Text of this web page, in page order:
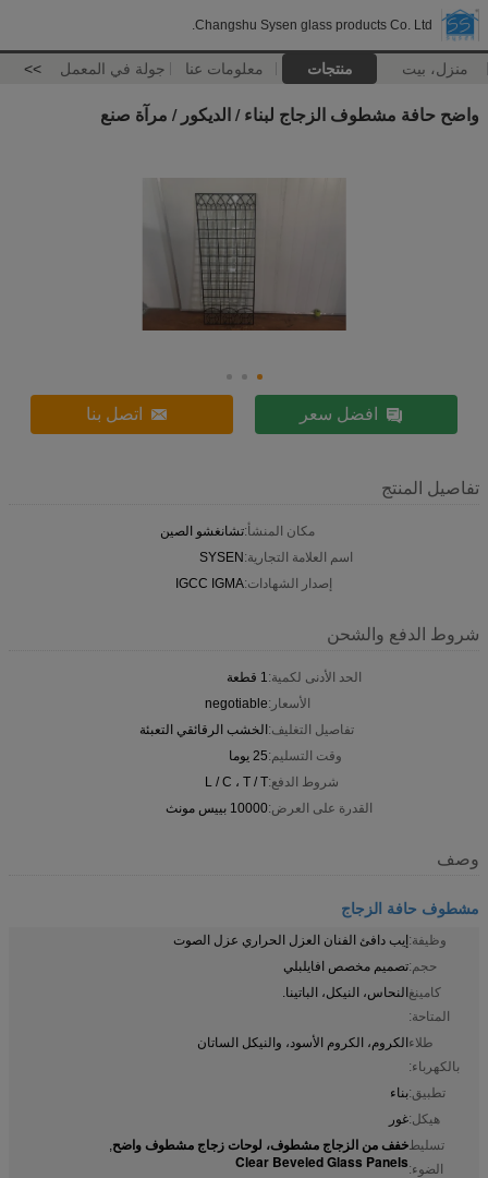
Changshu Sysen glass products Co. Ltd.
منزل، بيت منتجات معلومات عنا جولة في المعمل >>
واضح حافة مشطوف الزجاج لبناء / الديكور / مرآة صنع
افضل سعر اتصل بنا
تفاصيل المنتج
مكان المنشأ:تشانغشو الصين
اسم العلامة التجارية:SYSEN
إصدار الشهادات:IGCC IGMA
شروط الدفع والشحن
الحد الأدنى لكمية:1 قطعة
الأسعار:negotiable
تفاصيل التغليف:الخشب الرقائقي التعبئة
وقت التسليم:25 يوما
شروط الدفع:L / C ، T / T
القدرة على العرض:10000 بييس مونث
وصف
مشطوف حافة الزجاج
وظيفة:إيب دافئ الفنان العزل الحراري عزل الصوت
حجم:تصميم مخصص افايلبلي
كامينغ
المتاحة:
النحاس، النيكل، الباتينا.
طلاء
بالكهرباء:
الكروم، الكروم الأسود، والنيكل الساتان
تطبيق:بناء
هيكل:غور
تسليط
الضوء:
خفف من الزجاج مشطوف، لوحات زجاج مشطوف واضح,
Clear Beveled Glass Panels